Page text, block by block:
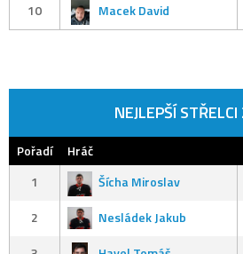
10
Macek David
NEJLEPŠÍ
Pořadí Hráč
1
Šícha Miroslav
2
Nesládek Jakub